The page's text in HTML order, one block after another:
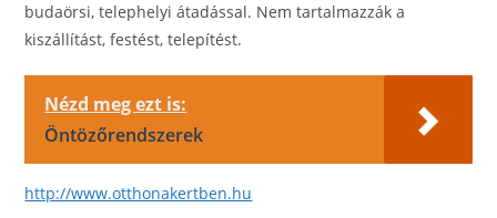
budaörsi, telephelyi átadással. Nem tartalmazzák a
kiszállítást, festést, telepítést.
Nézd meg ezt is:
Öntözőrendszerek
http://www.otthonakertben.hu